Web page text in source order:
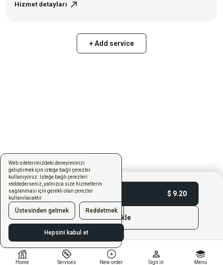
Web sitelerimizdeki deneyiminizi
geliştirmek için isteğe bağlı çerezler
kullanıyoruz. İsteğe bağlı çerezleri
reddederseniz, yalnızca size hizmetlerin
sağlanması için gerekli olan çerezler
kullanılacaktır.
Üstesinden gelmek Reddetmek
Hepsini kabul et
Home Services New order Sign in Menu
Hizmet detayları
+ Add service
Sepete ekle
Satın Al $ 9.20